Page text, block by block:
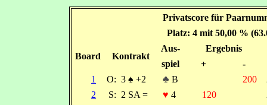
Privatscore für
Platz: 4 mit 50,00 %
Board Kontrakt
Aus-
Ergebnis
spiel
+
-
1
O: 3 ♠ +2 ♣ B 200
2
S: 2 SA = ♥ 4 120